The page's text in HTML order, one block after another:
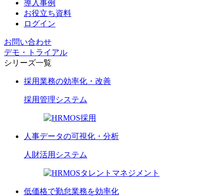
導入事例
お役立ち資料
ログイン
お問い合わせ
デモ・トライアル
シリーズ一覧
採用業務の効率化・改善
採用管理システム
人事データの可視化・分析
人財活用 システム
低価格で勤怠業務を効率化